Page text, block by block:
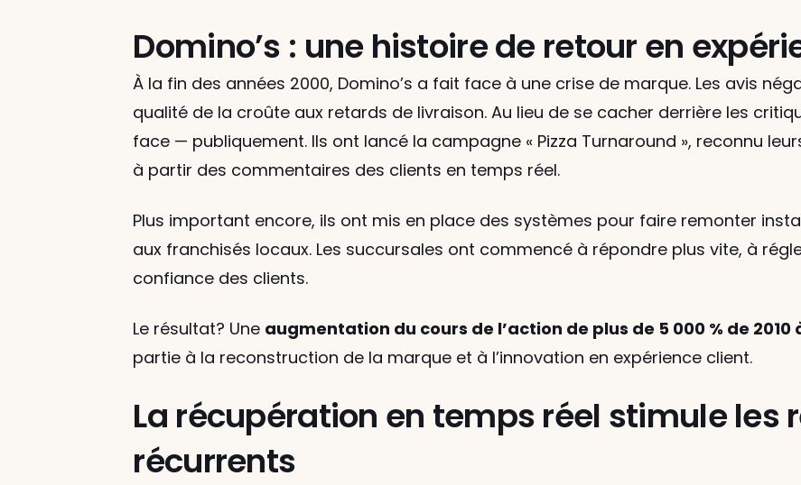
Domino’s : une histoire de retour en
À la fin des années 2000, Domino’s a fait face à une crise de marque. Les avis
qualité de la croûte aux retards de livraison. Au lieu de se cacher derrière les
face — publiquement. Ils ont lancé la campagne « Pizza Turnaround », reconnu
à partir des commentaires des clients en temps réel.
Plus important encore, ils ont mis en place des systèmes pour faire remonter
aux franchisés locaux. Les succursales ont commencé à répondre plus vite, à
confiance des clients.
Le résultat? Une augmentation du cours de l’action de plus de 5 000 % de 2010
partie à la reconstruction de la marque et à l’innovation en expérience client.
La récupération en temps réel stimule les
récurrents